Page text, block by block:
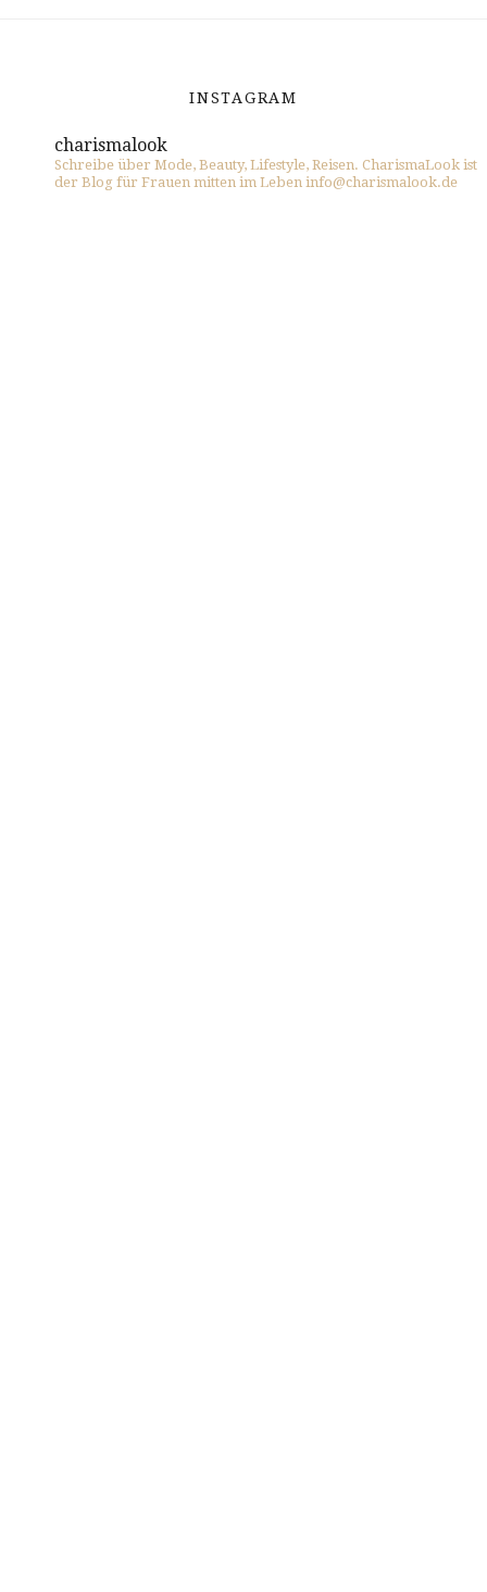
INSTAGRAM
charismalook
Schreibe über Mode, Beauty, Lifestyle, Reisen. CharismaLook ist
der Blog für Frauen mitten im Leben info@charismalook.de